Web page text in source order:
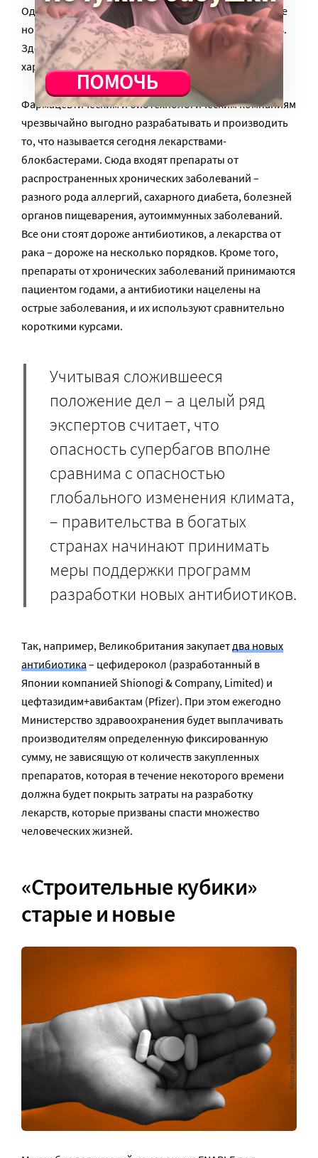
Одна из очевидных стратегий борьбы – это создание
новых антибиотиков против резистентных штаммов.
Здесь есть, однако, проблема экономического
характера.
Фармацевтическим и биотехнологическим компаниям
чрезвычайно выгодно разрабатывать и производить
то, что называется сегодня лекарствами-
блокбастерами. Сюда входят препараты от
распространенных хронических заболеваний –
разного рода аллергий, сахарного диабета, болезней
органов пищеварения, аутоиммунных заболеваний.
Все они стоят дороже антибиотиков, а лекарства от
рака – дороже на несколько порядков. Кроме того,
препараты от хронических заболеваний принимаются
пациентом годами, а антибиотики нацелены на
острые заболевания, и их используют сравнительно
короткими курсами.
Учитывая сложившееся
положение дел – а целый ряд
экспертов считает, что
опасность супербагов вполне
сравнима с опасностью
глобального изменения климата,
– правительства в богатых
странах начинают принимать
меры поддержки программ
разработки новых антибиотиков.
Так, например, Великобритания закупает два новых
антибиотика – цефидерокол (разработанный в
Японии компанией Shionogi & Company, Limited) и
цефтазидим+авибактам (Pfizer). При этом ежегодно
Министерство здравоохранения будет выплачивать
производителям определенную фиксированную
сумму, не зависящую от количеств закупленных
препаратов, которая в течение некоторого времени
должна будет покрыть затраты на разработку
лекарств, которые призваны спасти множество
человеческих жизней.
«Строительные кубики»
старые и новые